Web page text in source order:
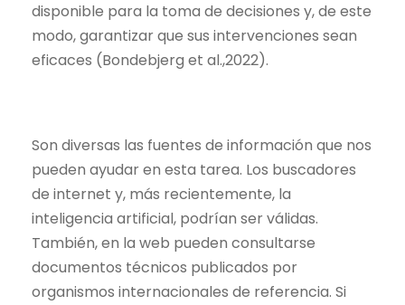
disponible para la toma de decisiones y, de este
modo, garantizar que sus intervenciones sean
eficaces (Bondebjerg et al.,2022).
Son diversas las fuentes de información que nos
pueden ayudar en esta tarea. Los buscadores
de internet y, más recientemente, la
inteligencia artificial, podrían ser válidas.
También, en la web pueden consultarse
documentos técnicos publicados por
organismos internacionales de referencia. Si